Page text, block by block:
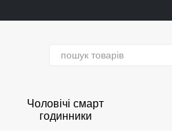
Чоловічі смарт
годинники